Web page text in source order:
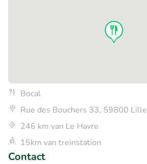
Bocal
Rue des Bouchers 33, 59800 Lille
246 km van Le Havre
15km van treinstation
Contact